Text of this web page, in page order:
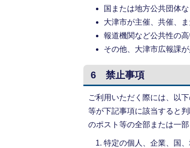
国または地方公共団体
大津市が主催、共催、
報道機関など公共性の
その他、大津市広報課
6 禁止事項
ご利用いただく際には、以
等が下記事項に該当すると
のポスト等の全部または一
特定の個人、企業、国